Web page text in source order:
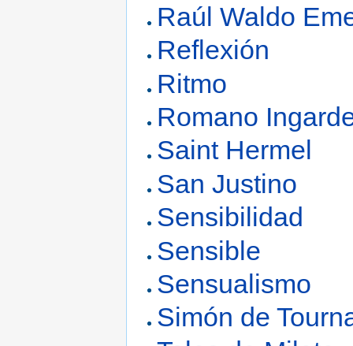
Raúl Waldo
Reflexión
Ritmo
Romano
Saint Hermel
San Justino
Sensibilidad
Sensible
Sensualismo
Simón de